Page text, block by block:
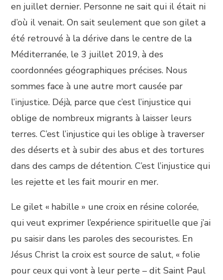
en juillet dernier. Personne ne sait qui il était ni
d’où il venait. On sait seulement que son gilet a
été retrouvé à la dérive dans le centre de la
Méditerranée, le 3 juillet 2019, à des
coordonnées géographiques précises. Nous
sommes face à une autre mort causée par
l’injustice. Déjà, parce que c’est l’injustice qui
oblige de nombreux migrants à laisser leurs
terres. C’est l’injustice qui les oblige à traverser
des déserts et à subir des abus et des tortures
dans des camps de détention. C’est l’injustice qui
les rejette et les fait mourir en mer.
Le gilet « habille » une croix en résine colorée,
qui veut exprimer l’expérience spirituelle que j’ai
pu saisir dans les paroles des secouristes. En
Jésus Christ la croix est source de salut, « folie
pour ceux qui vont à leur perte – dit Saint Paul